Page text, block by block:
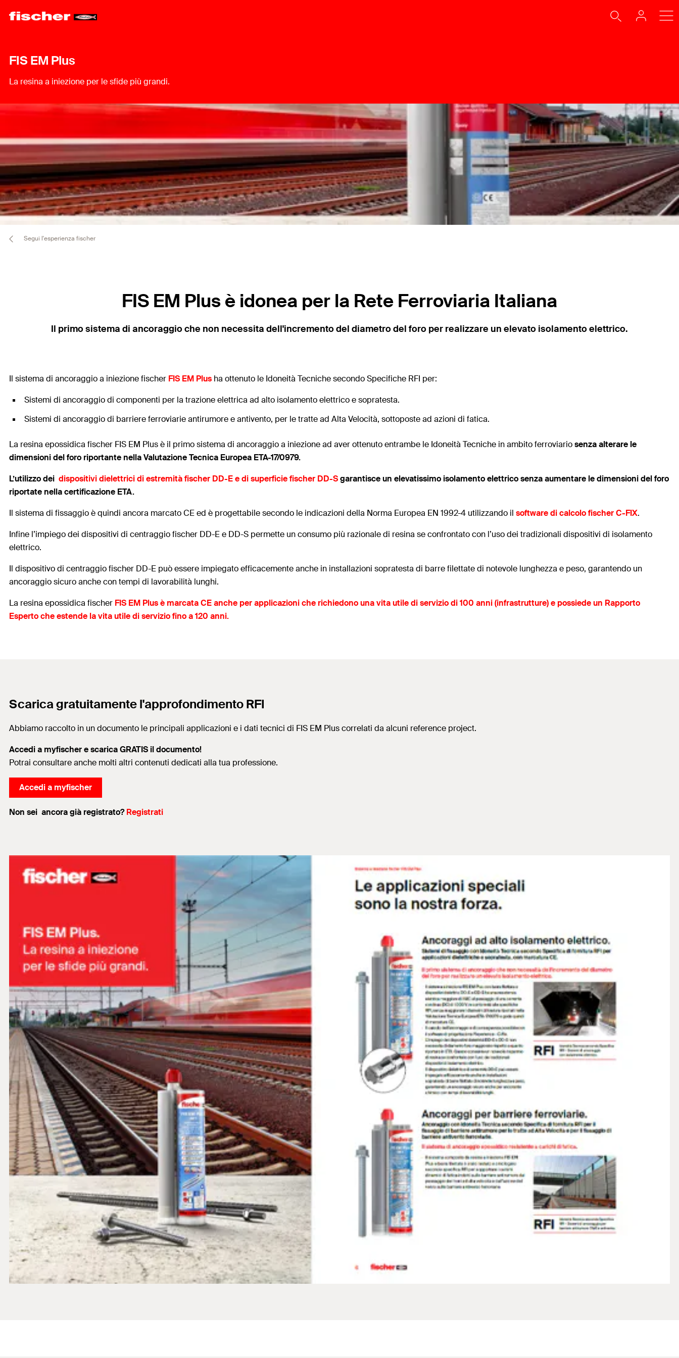
FIS EM Plus
La resina a iniezione per le sfide più grandi.
Segui l'esperienza fischer
FIS EM Plus è idonea per la Rete Ferroviaria Italiana
Il primo sistema di ancoraggio che non necessita dell'incremento del diametro del foro per realizzare un elevato isolamento elettrico.
Il sistema di ancoraggio a iniezione fischer FIS EM Plus ha ottenuto le Idoneità Tecniche secondo Specifiche RFI per:
Sistemi di ancoraggio di componenti per la trazione elettrica ad alto isolamento elettrico e sopratesta.
Sistemi di ancoraggio di barriere ferroviarie antirumore e antivento, per le tratte ad Alta Velocità, sottoposte ad azioni di fatica.
La resina epossidica fischer FIS EM Plus è il primo sistema di ancoraggio a iniezione ad aver ottenuto entrambe le Idoneità Tecniche in ambito ferroviariosenza alterare le
dimensioni del foro riportante nella Valutazione Tecnica Europea ETA-17/0979.
L’utilizzo dei dispositivi dielettrici di estremità fischer DD-E e di superficie fischer DD-Sgarantisce un elevatissimo isolamento elettrico senza aumentare le dimensioni del foro
riportate nella certificazione ETA.
Il sistema di fissaggio è quindi ancora marcato CE ed è progettabile secondo le indicazioni della Norma Europea EN 1992-4 utilizzando il software di calcolo fischer C-FIX.
Infine l’impiego dei dispositivi di centraggio fischer DD-E e DD-S permette un consumo più razionale di resina se confrontato con l’uso dei tradizionali dispositivi di isolamento
elettrico.
Il dispositivo di centraggio fischer DD-E può essere impiegato efficacemente anche in installazioni sopratesta di barre filettate di notevole lunghezza e peso, garantendo un
ancoraggio sicuro anche con tempi di lavorabilità lunghi.
La resina epossidica fischer FIS EM Plus è marcata CE anche per applicazioni che richiedono una vita utile di servizio di 100 anni (infrastrutture) e possiede un Rapporto
Esperto che estende la vita utile di servizio fino a 120 anni.
Scarica gratuitamente l'approfondimento RFI
Abbiamo raccolto in un documento le principali applicazioni e i dati tecnici di FIS EM Plus correlati da alcuni reference project.
Accedi a myfischer e scarica GRATIS il documento!
Potrai consultare anche molti altri contenuti dedicati alla tua professione.
Accedi a myfischer
Non sei ancora già registrato?Registrati